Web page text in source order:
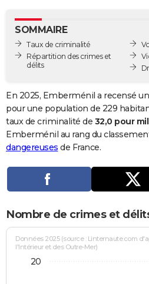
GUIDES D'ACHAT
BONS PLANS
Carte de Noël
Carte Bonne année
Carte Saint-Valentin
Carte Pâques
Carte d'anniversaire
DICTIONNAIRE
Dictionnaire
Biographies
Citations
Expressions
Proverbes
PROGRAMME TV
Se connecter
Entreprises
Service militaire
Avis de recherche
AVIS DE DÉCÈS
Bricolage
Lifestyle
Culture
Sport
Auto
Television
Voyage
Cinema
SOMMAIRE
Taux de criminalité
Répartition des crimes et
délits
En 2025, Emberménil a recensé
pour une population de 229
taux de criminalité de 32,0 pour
Emberménil au rang du
dangereuses de France.
Nombre de crimes et
Données 2025 (source : Linternaute.com
l'Intérieur et des Outre-Mer)
20